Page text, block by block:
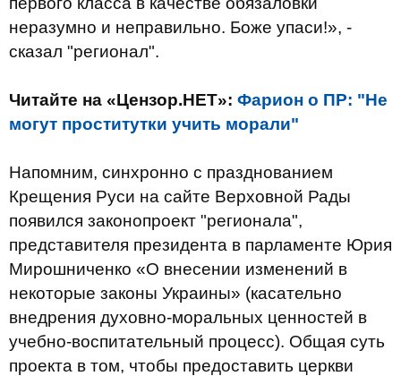
неразумно и неправильно. Боже упаси!», -
сказал "регионал".
Читайте на «Цензор.НЕТ»: Фарион о ПР: "Не
могут проститутки учить морали"
Напомним, синхронно с празднованием
Крещения Руси на сайте Верховной Рады
появился законопроект "регионала",
представителя президента в парламенте Юрия
Мирошниченко «О внесении изменений в
некоторые законы Украины» (касательно
внедрения духовно-моральных ценностей в
учебно-воспитательный процесс). Общая суть
проекта в том, чтобы предоставить церкви